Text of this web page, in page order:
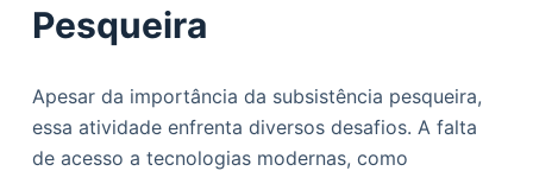
Pesqueira
Apesar da importância da subsistência pesqueira,
essa atividade enfrenta diversos desafios. A falta
de acesso a tecnologias modernas, como